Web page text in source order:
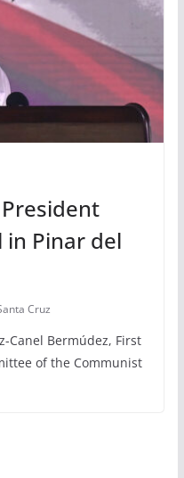
in Pinar del
Cruz
Canel Bermúdez, First
of the Communist